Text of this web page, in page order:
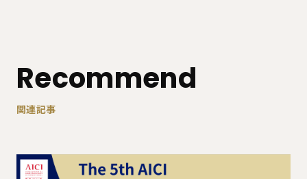
Recommend
関連記事